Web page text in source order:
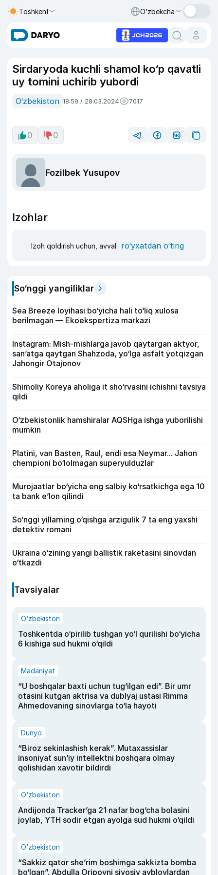
Toshkent O‘zbekcha
Sirdaryoda kuchli shamol ko‘p qavatli
uy tomini uchirib yubordi
O‘zbekiston 18:59 / 28.03.2024 7017
0 0
Fozilbek Yusupov
Izohlar
Izoh qoldirish uchun, avval ro‘yxatdan o‘ting
So‘nggi yangiliklar
Sea Breeze loyihasi bo‘yicha hali to‘liq xulosa
berilmagan — Ekoekspertiza markazi
Instagram: Mish-mishlarga javob qaytargan aktyor,
san’atga qaytgan Shahzoda, yo‘lga asfalt yotqizgan
Jahongir Otajonov
Shimoliy Koreya aholiga it sho‘rvasini ichishni tavsiya
qildi
O‘zbekistonlik hamshiralar AQSHga ishga yuborilishi
mumkin
Platini, van Basten, Raul, endi esa Neymar... Jahon
chempioni bo‘lolmagan superyulduzlar
Murojaatlar bo‘yicha eng salbiy ko‘rsatkichga ega 10
ta bank e’lon qilindi
So‘nggi yillarning o‘qishga arzigulik 7 ta eng yaxshi
detektiv romani
Ukraina o‘zining yangi ballistik raketasini sinovdan
o‘tkazdi
Tavsiyalar
O‘zbekiston
Toshkentda o‘pirilib tushgan yo‘l qurilishi bo‘yicha
6 kishiga sud hukmi o‘qildi
Madaniyat
“U boshqalar baxti uchun tug‘ilgan edi”. Bir umr
otasini kutgan aktrisa va dublyaj ustasi Rimma
Ahmedovaning sinovlarga to‘la hayoti
Dunyo
“Biroz sekinlashish kerak”. Mutaxassislar
insoniyat sun’iy intellektni boshqara olmay
qolishidan xavotir bildirdi
O‘zbekiston
Andijonda Tracker’ga 21 nafar bog‘cha bolasini
joylab, YTH sodir etgan ayolga sud hukmi o‘qildi
O‘zbekiston
“Sakkiz qator she’rim boshimga sakkizta bomba
bo‘lgan”. Abdulla Oripovni siyosiy ayblovlardan